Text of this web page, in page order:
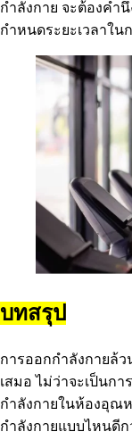
กำลังกาย จะต้องคำ
กำหนดระยะเวลาใน
บทสรุป
การออกกำลังกายล้
เสมอ ไม่ว่าจะเป็นก
กำลังกายในห้องอุณ
กำลังกายแบบไหนดี